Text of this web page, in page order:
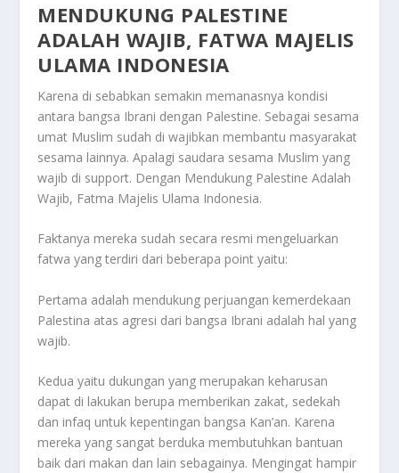
MENDUKUNG PALESTINE
ADALAH WAJIB, FATWA MAJELIS
ULAMA INDONESIA
Karena di sebabkan semakin memanasnya kondisi
antara bangsa Ibrani dengan Palestine. Sebagai sesama
umat Muslim sudah di wajibkan membantu masyarakat
sesama lainnya. Apalagi saudara sesama Muslim yang
wajib di support. Dengan Mendukung Palestine Adalah
Wajib, Fatma Majelis Ulama Indonesia.
Faktanya mereka sudah secara resmi mengeluarkan
fatwa yang terdiri dari beberapa point yaitu:
Pertama adalah mendukung perjuangan kemerdekaan
Palestina atas agresi dari bangsa Ibrani adalah hal yang
wajib.
Kedua yaitu dukungan yang merupakan keharusan
dapat di lakukan berupa memberikan zakat, sedekah
dan infaq untuk kepentingan bangsa Kan’an. Karena
mereka yang sangat berduka membutuhkan bantuan
baik dari makan dan lain sebagainya. Mengingat hampir